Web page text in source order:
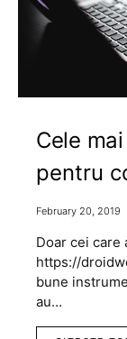
Cele
pentru
February 20, 2019
Doar cei care
https://
bune
au…